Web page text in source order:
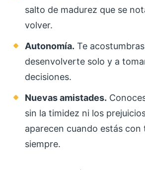
salto de madurez que se
volver.
Autonomía. Te
desenvolverte solo y a
decisiones.
Nuevas amistades.
sin la timidez ni los
aparecen cuando estás con
siempre.